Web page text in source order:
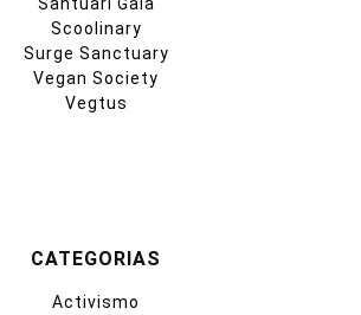
Scoolinary
Surge Sanctuary
Vegan Society
Vegtus
CATEGORIAS
Activismo